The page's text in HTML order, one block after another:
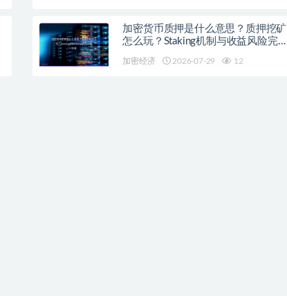
加密货币质押是什么意思？质押挖矿
怎么玩？Staking机制与收益风险完整
加密经济 2026-07-29 12